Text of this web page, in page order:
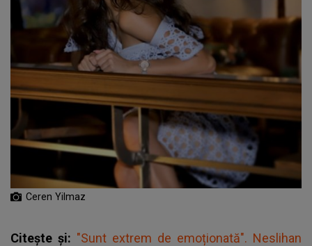
Ceren Yilmaz
Citește și: "Sunt extrem de emoționată". Neslihan